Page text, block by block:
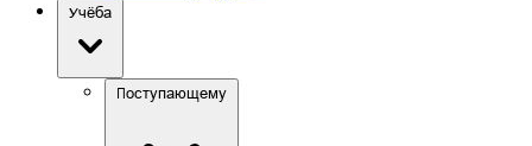
Учёба
Поступающему